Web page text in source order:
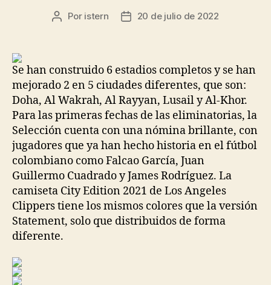
Autor
Por istern
Fecha20 de julio de 2022
Se han construido 6 estadios completos y se han
mejorado 2 en 5 ciudades diferentes, que son:
Doha, Al Wakrah, Al Rayyan, Lusail y Al-Khor.
Para las primeras fechas de las eliminatorias, la
Selección cuenta con una nómina brillante, con
jugadores que ya han hecho historia en el fútbol
colombiano como Falcao García, Juan
Guillermo Cuadrado y James Rodríguez. La
camiseta City Edition 2021 de Los Angeles
Clippers tiene los mismos colores que la versión
Statement, solo que distribuidos de forma
diferente.